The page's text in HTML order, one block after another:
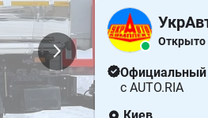
Открыто
Официальный
с AUTO.RIA